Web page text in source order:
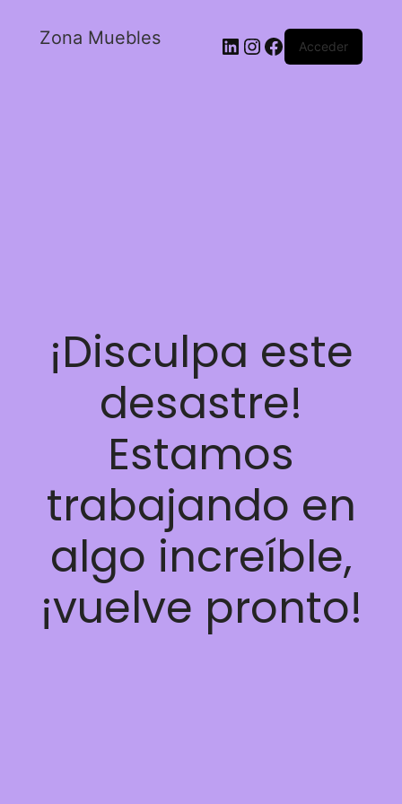
Zona Muebles Acceder
¡Disculpa este
desastre!
Estamos
trabajando en
algo increíble,
¡vuelve pronto!